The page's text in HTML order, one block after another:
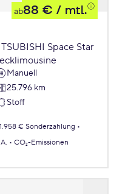
ab88 € / mtl.
Space Star
Manuell
25.796 km
Stoff
1.958 € Sonderzahlung
CO₂-Emissionen